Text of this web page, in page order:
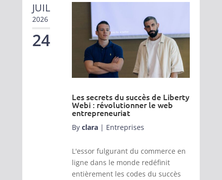
JUIL
2026
24
Les secrets du succès de Liberty
Webi : révolutionner le web
entrepreneuriat
By clara| Entreprises
L'essor fulgurant du commerce en
ligne dans le monde redéfinit
entièrement les codes du succès